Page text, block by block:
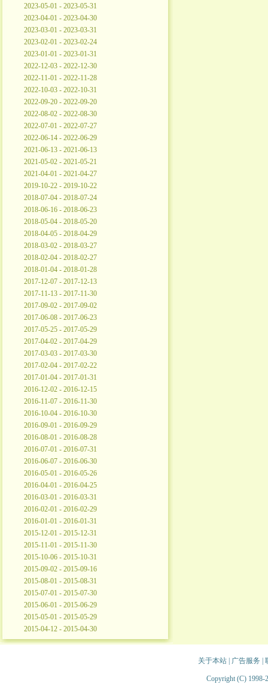
2023-05-01 - 2023-05-31
2023-04-01 - 2023-04-30
2023-03-01 - 2023-03-31
2023-02-01 - 2023-02-24
2023-01-01 - 2023-01-31
2022-12-03 - 2022-12-30
2022-11-01 - 2022-11-28
2022-10-03 - 2022-10-31
2022-09-20 - 2022-09-20
2022-08-02 - 2022-08-30
2022-07-01 - 2022-07-27
2022-06-14 - 2022-06-29
2021-06-13 - 2021-06-13
2021-05-02 - 2021-05-21
2021-04-01 - 2021-04-27
2019-10-22 - 2019-10-22
2018-07-04 - 2018-07-24
2018-06-16 - 2018-06-23
2018-05-04 - 2018-05-20
2018-04-05 - 2018-04-29
2018-03-02 - 2018-03-27
2018-02-04 - 2018-02-27
2018-01-04 - 2018-01-28
2017-12-07 - 2017-12-13
2017-11-13 - 2017-11-30
2017-09-02 - 2017-09-02
2017-06-08 - 2017-06-23
2017-05-25 - 2017-05-29
2017-04-02 - 2017-04-29
2017-03-03 - 2017-03-30
2017-02-04 - 2017-02-22
2017-01-04 - 2017-01-31
2016-12-02 - 2016-12-15
2016-11-07 - 2016-11-30
2016-10-04 - 2016-10-30
2016-09-01 - 2016-09-29
2016-08-01 - 2016-08-28
2016-07-01 - 2016-07-31
2016-06-07 - 2016-06-30
2016-05-01 - 2016-05-26
2016-04-01 - 2016-04-25
2016-03-01 - 2016-03-31
2016-02-01 - 2016-02-29
2016-01-01 - 2016-01-31
2015-12-01 - 2015-12-31
2015-11-01 - 2015-11-30
2015-10-06 - 2015-10-31
2015-09-02 - 2015-09-16
2015-08-01 - 2015-08-31
2015-07-01 - 2015-07-30
2015-06-01 - 2015-06-29
2015-05-01 - 2015-05-29
2015-04-12 - 2015-04-30
关于本站| 广告服务
Copyright (C) 1998-